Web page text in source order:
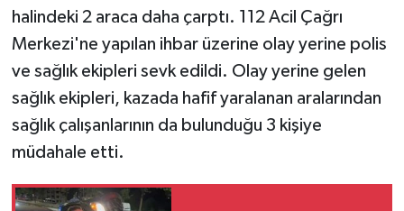
halindeki 2 araca daha çarptı. 112 Acil Çağrı
Merkezi'ne yapılan ihbar üzerine olay yerine polis
ve sağlık ekipleri sevk edildi. Olay yerine gelen
sağlık ekipleri, kazada hafif yaralanan aralarından
sağlık çalışanlarının da bulunduğu 3 kişiye
müdahale etti.